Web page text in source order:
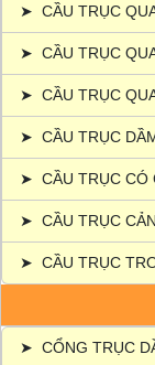
➤ CẦU TRỤC
➤ CẦU TRỤC
➤ CẦU TRỤC
➤ CẦU TRỤC
➤ CẦU TRỤC CÓ
➤ CẦU TRỤC
➤ CẦU TRỤC
➤ CỔNG TRỤC